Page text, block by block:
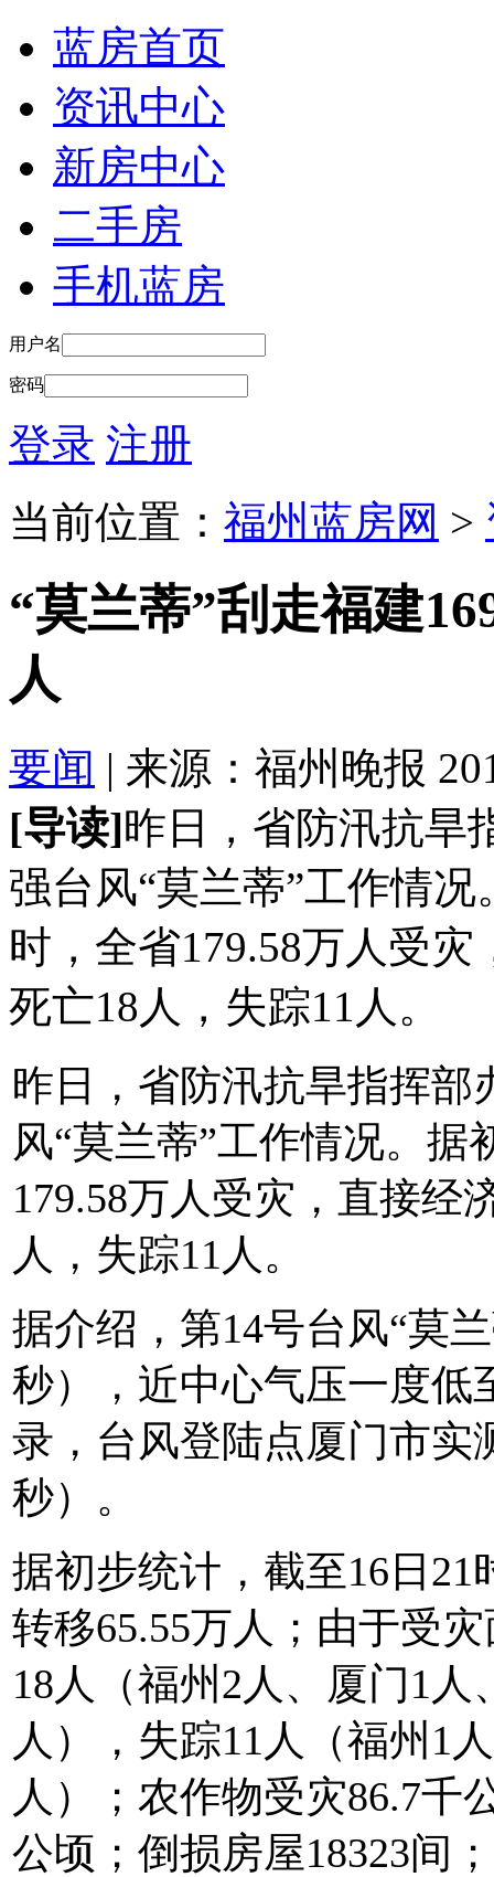
蓝房首页
资讯中心
新房中心
二手房
手机蓝房
用户名
密码
登录 注册
当前位置： 福州蓝房网 >
“莫兰蒂”刮走福建
人
要闻 | 来源：福州晚报
[导读]昨日，省防汛抗旱
强台风“莫兰蒂”工作情
时，全省179.58万人受
死亡18人，失踪11人。
昨日，省防汛抗旱指挥部
风“莫兰蒂”工作情况。据
179.58万人受灾，直接经
人，失踪11人。
据介绍，第14号台风“莫
秒），近中心气压一度低
录，台风登陆点厦门市实
秒）。
据初步统计，截至16日21
转移65.55万人；由于受
18人（福州2人、厦门1
人），失踪11人（福州1
人）；农作物受灾86.7千
公顷；倒损房屋18323间